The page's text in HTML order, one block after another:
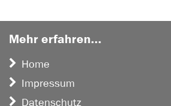
Mehr erfahren...
Home
Impressum
Datenschutz